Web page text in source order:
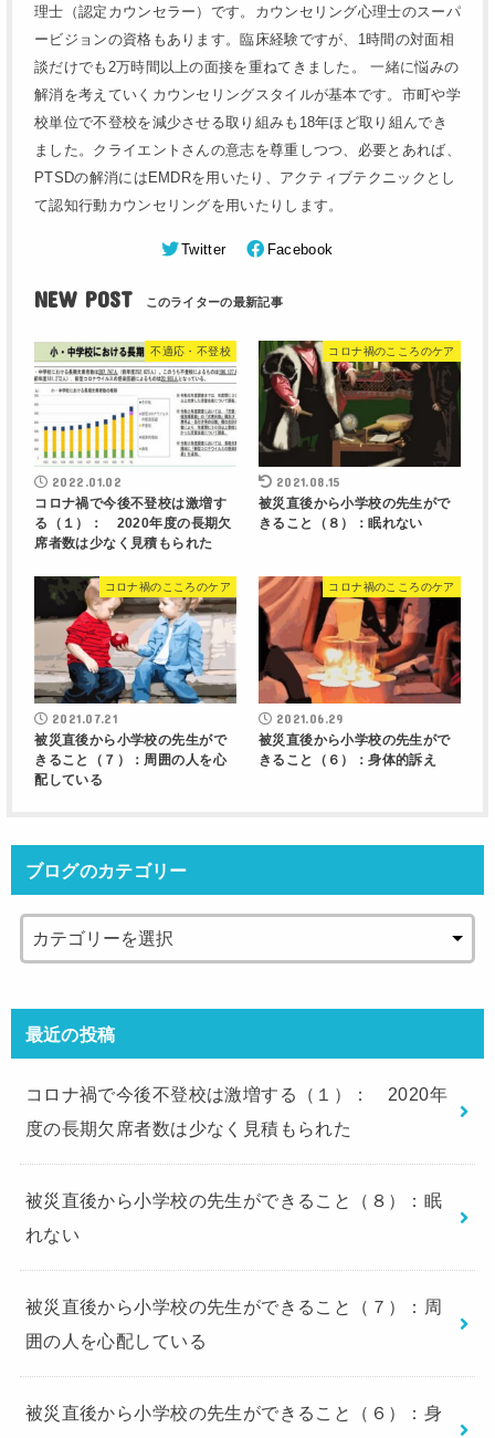
理士（認定カウンセラー）です。カウンセリング心理士のスーパ
ービジョンの資格もあります。臨床経験ですが、1時間の対面相
談だけでも2万時間以上の面接を重ねてきました。 一緒に悩みの
解消を考えていくカウンセリングスタイルが基本です。市町や学
校単位で不登校を減少させる取り組みも18年ほど取り組んでき
ました。クライエントさんの意志を尊重しつつ、必要とあれば、
PTSDの解消にはEMDRを用いたり、アクティブテクニックとし
て認知行動カウンセリングを用いたりします。
Twitter Facebook
NEW POST
不適応・不登校
2022.01.02
コロナ禍で今後不登校は激増す
る（１）： 2020年度の長期欠
席者数は少なく見積もられた
コロナ禍のこころのケア
2021.08.15
被災直後から小学校の先生がで
きること（８）：眠れない
コロナ禍のこころのケア
2021.07.21
被災直後から小学校の先生がで
きること（７）：周囲の人を心
配している
コロナ禍のこころのケア
2021.06.29
被災直後から小学校の先生がで
きること（６）：身体的訴え
ブログのカテゴリー
最近の投稿
コロナ禍で今後不登校は激増する（１）： 2020年
度の長期欠席者数は少なく見積もられた
被災直後から小学校の先生ができること（８）：眠
れない
被災直後から小学校の先生ができること（７）：周
囲の人を心配している
被災直後から小学校の先生ができること（６）：身